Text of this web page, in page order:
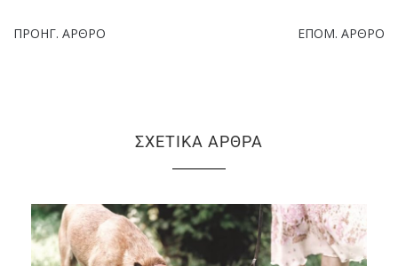
ΠΡΟΗΓ. ΆΡΘΡΟ ΕΠΌΜ. ΆΡΘΡΟ
ΣΧΕΤΙΚΆ ΆΡΘΡΑ